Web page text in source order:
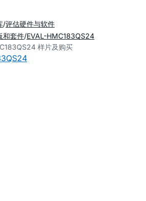
评估硬件与软件
和套件 EVAL-HMC183QS24
样片及购买